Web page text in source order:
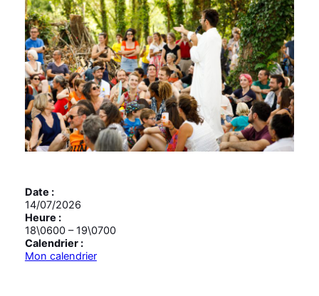
Date :
14/07/2026
Heure :
18\0600–19\0700
Calendrier :
Mon calendrier